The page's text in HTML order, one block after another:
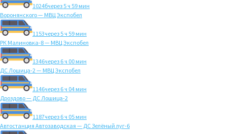
1024бчерез 5 ч 59 мин
Воронянского — МВЦ Экспобел
1153через 5 ч 59 мин
РК Малиновка-8 — МВЦ Экспобел
1346через 6 ч 00 мин
ДС Лошица-2 — МВЦ Экспобел
1146через 6 ч 04 мин
Дроздово — ДС Лошица-2
1187через 6 ч 05 мин
Автостанция Автозаводская — ДС Зелёный луг-6